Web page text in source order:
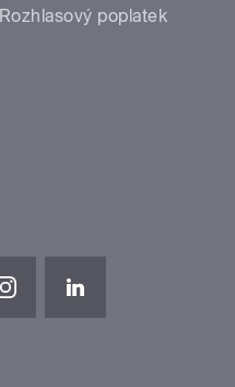
Rozhlasový poplatek